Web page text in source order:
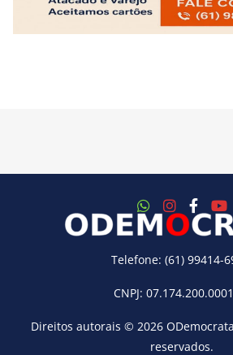
Telefone: (61) 99414-
CNPJ:
Direitos autorais © 2026 ODemocrata
reservados.